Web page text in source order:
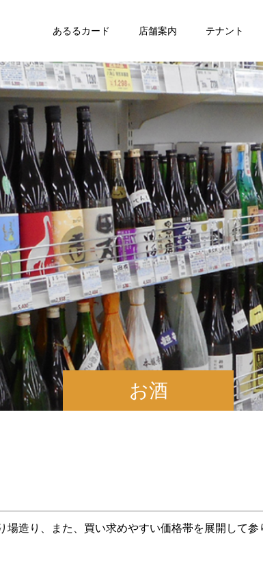
あるるカード 店舗案内 テナント
お酒
造り、また、買い求めやすい価格帯を展開して参